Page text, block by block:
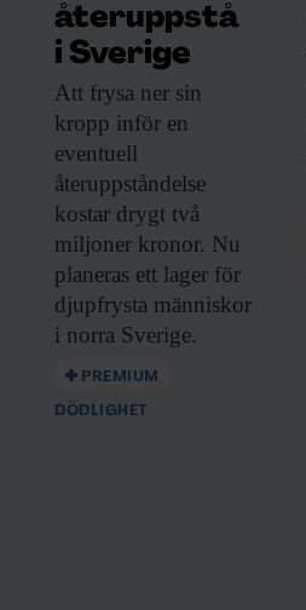
återuppstå
i Sverige
Att frysa ner sin
kropp inför en
eventuell
återuppståndelse
kostar drygt två
miljoner kronor. Nu
planeras ett lager för
djupfrysta människor
i norra Sverige.
PREMIUM
DÖDLIGHET